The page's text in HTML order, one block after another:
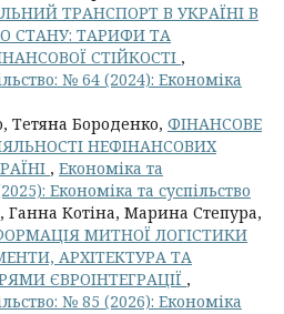
ТРАНСПОРТ В УКРАЇНІ В
СТАНУ: ТАРИФИ ТА
СТІЙКОСТІ ,
№ 64 (2024): Економіка
Тетяна Бороденко, ФІНАНСОВЕ
НЕФІНАНСОВИХ
, Економіка та
Економіка та суспільство
Ганна Котіна, Марина Степура,
МИТНОЇ ЛОГІСТИКИ
АРХІТЕКТУРА ТА
ЄВРОІНТЕГРАЦІЇ ,
№ 85 (2026): Економіка